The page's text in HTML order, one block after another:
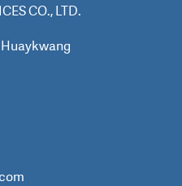
CO., LTD.